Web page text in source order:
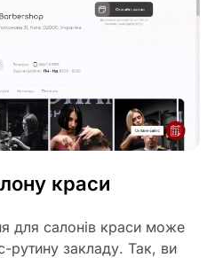
краси
для салонів краси може
рутину закладу. Так, ви